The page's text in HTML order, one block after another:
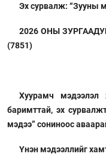
Эх сурвалж: “Зууны
2026 ОНЫ
(7851)
Хуурамч мэдээлэл
баримттай, эх
мэдээ” сониноос
Үнэн мэдээллийг